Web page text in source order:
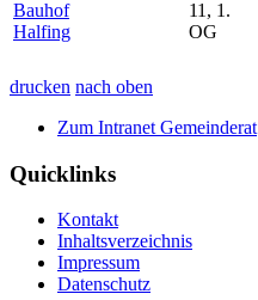
Bauhof
Halfing
11, 1.
OG
drucken nach oben
Zum Intranet Gemeinderat
Quicklinks
Kontakt
Inhaltsverzeichnis
Impressum
Datenschutz